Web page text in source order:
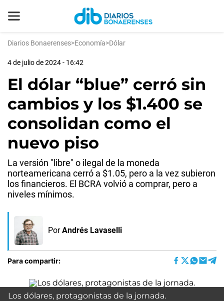
Diarios Bonaerenses>Economía>Dólar
4 de julio de 2024 - 16:42
El dólar “blue” cerró sin
cambios y los $1.400 se
consolidan como el
nuevo piso
La versión "libre" o ilegal de la moneda
norteamericana cerró a $1.05, pero a la vez subieron
los financieros. El BCRA volvió a comprar, pero a
niveles mínimos.
Por Andrés Lavaselli
Para compartir:
Los dólares, protagonistas de la jornada.